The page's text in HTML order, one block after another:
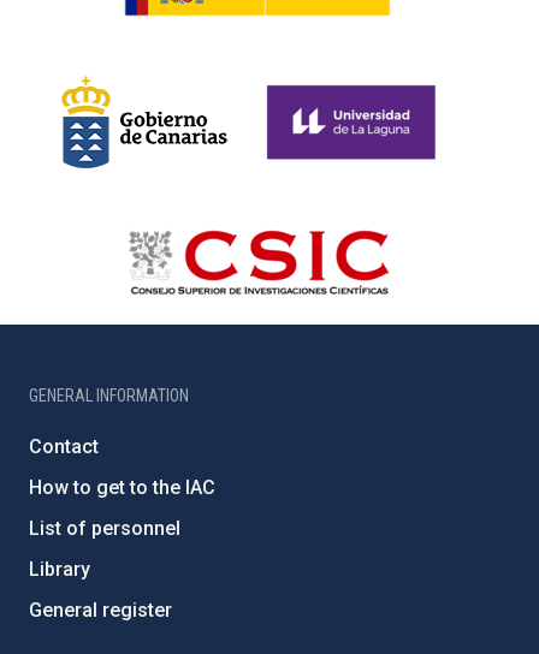
GENERAL INFORMATION
Contact
How to get to the IAC
List of personnel
Library
General register